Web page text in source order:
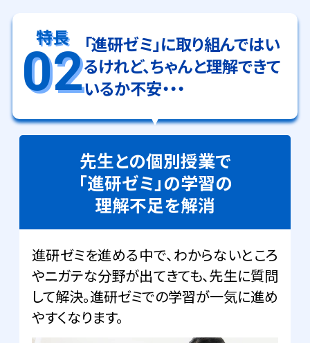
特長
02「進研ゼミ」に取り組んではい
るけれど、ちゃんと理解できて
いるか不安・・・
先生との個別授業で
「進研ゼミ」の学習の
理解不足を解消
進研ゼミを進める中で、わからないところ
やニガテな分野が出てきても、先生に質問
して解決。進研ゼミでの学習が一気に進め
やすくなります。